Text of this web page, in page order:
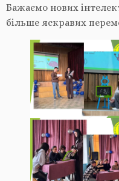
Бажаємо нових
більше яскравих